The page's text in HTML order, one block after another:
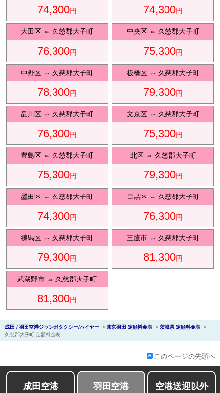
成
田
会社紹
介
74,300円 74,300円
大田区 ⇔ 久慈郡大子町
76,300円
中央区⇔ 久慈郡大子町
75,300円
中野区 ⇔ 久慈郡大子町
78,300円
板橋区⇔ 久慈郡大子町
79,300円
品川区 ⇔ 久慈郡大子町
76,300円
文京区⇔ 久慈郡大子町
75,300円
豊島区 ⇔ 久慈郡大子町
75,300円
北区⇔ 久慈郡大子町
79,300円
墨田区 ⇔ 久慈郡大子町
74,300円
目黒区⇔ 久慈郡大子町
76,300円
練馬区 ⇔ 久慈郡大子町
79,300円
三鷹市⇔ 久慈郡大子町
81,300円
武蔵野市 ⇔ 久慈郡大子町
81,300円
成田 / 羽田空港ジャンボタクシー/ハイヤー > 東京羽田 定額料金表 > 茨城県 定額料金表 >
久慈郡大子町 定額料金表
このページの先頭へ
成田空港
羽田空港
空港送迎以外